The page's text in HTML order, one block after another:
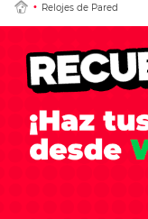
Relojes de Pared